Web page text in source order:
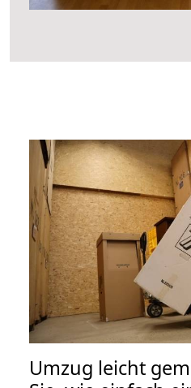
Umzug leicht